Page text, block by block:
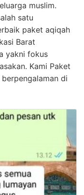
muslim.
satu
paket aqiqah
Barat
yakni fokus
Kami Paket
di